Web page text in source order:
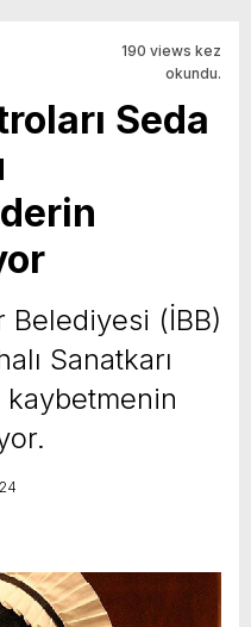
190 views kez
okundu.
Seda
Belediyesi (İBB)
Sanatkarı
kaybetmenin